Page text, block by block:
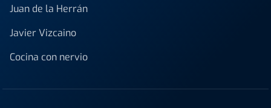
Juan de la Herrán
Javier Vizcaino
Cocina con nervio